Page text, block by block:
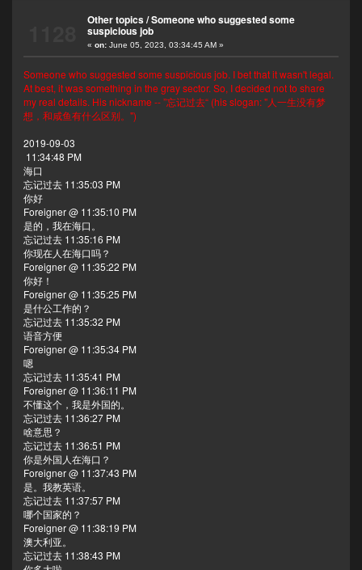
Other topics/Someone who suggested some
suspicious job
« on:June 05, 2023, 03:34:45 AM »
Someone who suggested some suspicious job. I bet that it wasn't legal.
At best, it was something in the gray sector. So, I decided not to share
my real details. His nickname -- ”忘记过去“ (his slogan: "人一生没有梦
想，和咸鱼有什么区别。")
2019-09-03
11:34:48 PM
海口
忘记过去 11:35:03 PM
你好
Foreigner @ 11:35:10 PM
是的，我在海口。
忘记过去 11:35:16 PM
你现在人在海口吗？
Foreigner @ 11:35:22 PM
你好！
Foreigner @ 11:35:25 PM
是什公工作的？
忘记过去 11:35:32 PM
语音方便
Foreigner @ 11:35:34 PM
嗯
忘记过去 11:35:41 PM
Foreigner @ 11:36:11 PM
不懂这个，我是外国的。
忘记过去 11:36:27 PM
啥意思？
忘记过去 11:36:51 PM
你是外国人在海口？
Foreigner @ 11:37:43 PM
是。我教英语。
忘记过去 11:37:57 PM
哪个国家的？
Foreigner @ 11:38:19 PM
澳大利亚。
忘记过去 11:38:43 PM